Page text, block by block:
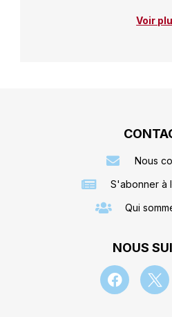
Voir
Nous
S'abonner à
Qui
NOUS